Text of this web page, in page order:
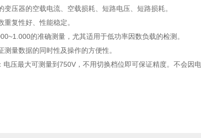
压器的空载电流、空载损耗、短路电压、短路损耗。
复性好、性能稳定。
的准确测量，尤其适用于低功率因数负载的检测。
量数据的同时性及操作的方便性。
压最大可测量到750V，不用切换档位即可保证精度。不会因